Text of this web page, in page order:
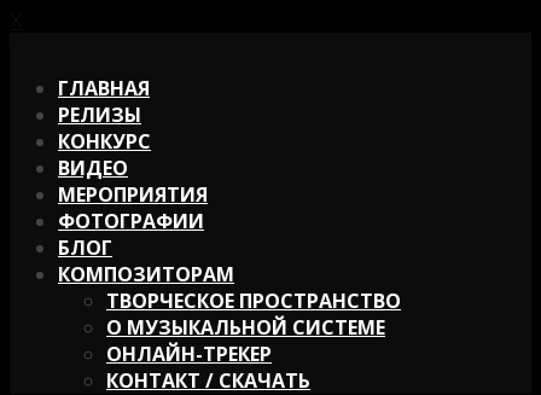
ГЛАВНАЯ
РЕЛИЗЫ
КОНКУРС
ВИДЕО
МЕРОПРИЯТИЯ
ФОТОГРАФИИ
БЛОГ
КОМПОЗИТОРАМ
ТВОРЧЕСКОЕ ПРОСТРАНСТВО
О МУЗЫКАЛЬНОЙ СИСТЕМЕ
ОНЛАЙН-ТРЕКЕР
КОНТАКТ / СКАЧАТЬ